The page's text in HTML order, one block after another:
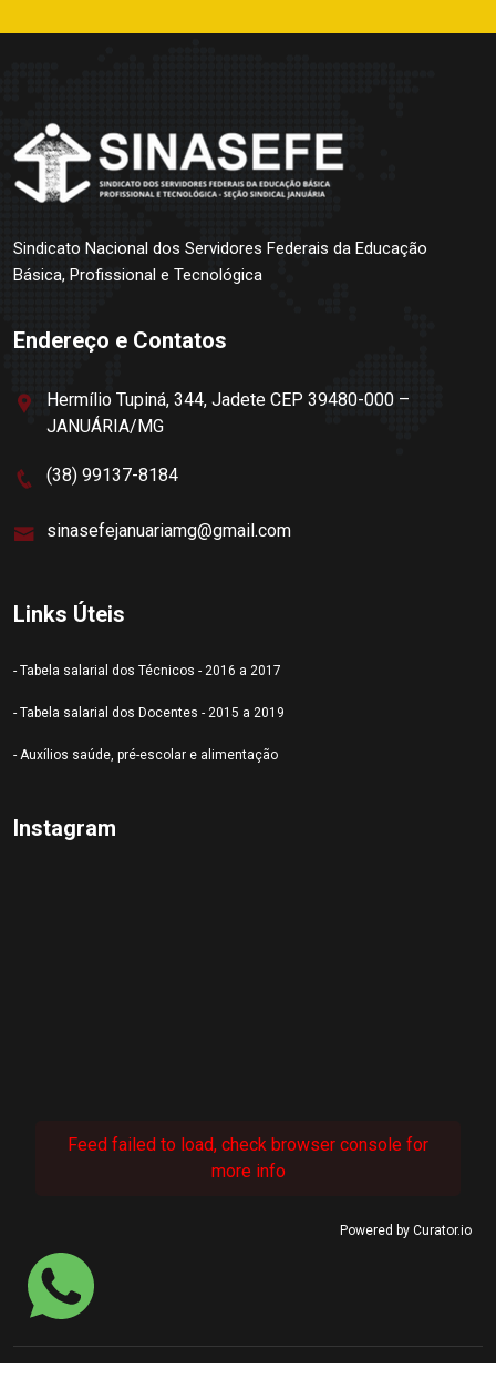
Sindicato Nacional dos Servidores Federais da Educação
Básica, Profissional e Tecnológica
Endereço e Contatos
Hermílio Tupiná, 344, Jadete CEP 39480-000 –
JANUÁRIA/MG
(38) 99137-8184
sinasefejanuariamg@gmail.com
Links Úteis
- Tabela salarial dos Técnicos - 2016 a 2017
- Tabela salarial dos Docentes - 2015 a 2019
- Auxílios saúde, pré-escolar e alimentação
Instagram
Feed failed to load, check browser console for
more info
Powered by Curator.io